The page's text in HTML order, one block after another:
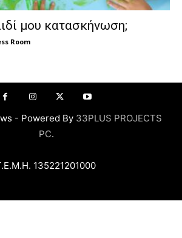
μου κατασκήνωση;
Room
- Powered By 33PLUS PROJECTS
PC.
135221201000